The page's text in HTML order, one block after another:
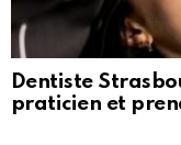
Dentiste
praticien et